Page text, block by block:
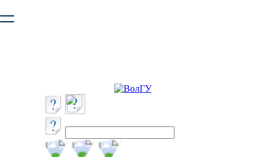
безопасную работу с сайтом. Пожалуйста